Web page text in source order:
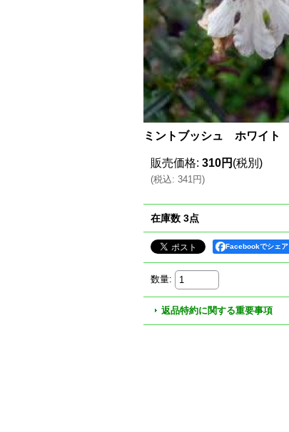
ミントブッシュ ホワイト
販売価格: 310円 (税別)
(税込: 341円)
在庫数 3点
Facebookでシェア
数量:
返品特約に関する重要事項